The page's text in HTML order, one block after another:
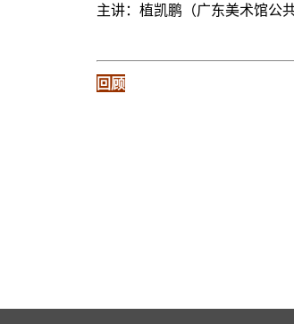
主讲：植凯鹏（广东美术馆公
回顾